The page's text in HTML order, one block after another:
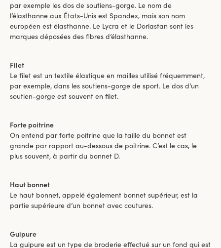
par exemple les dos de soutiens-gorge. Le nom de
l’élasthanne aux États-Unis est Spandex, mais son nom
européen est élasthanne. Le Lycra et le Dorlastan sont les
marques déposées des fibres d’élasthanne.
Filet
Le filet est un textile élastique en mailles utilisé fréquemment,
par exemple, dans les soutiens-gorge de sport. Le dos d’un
soutien-gorge est souvent en filet.
Forte poitrine
On entend par forte poitrine que la taille du bonnet est
grande par rapport au-dessous de poitrine. C’est le cas, le
plus souvent, à partir du bonnet D.
Haut bonnet
Le haut bonnet, appelé également bonnet supérieur, est la
partie supérieure d’un bonnet avec coutures.
Guipure
La guipure est un type de broderie effectué sur un fond qui est